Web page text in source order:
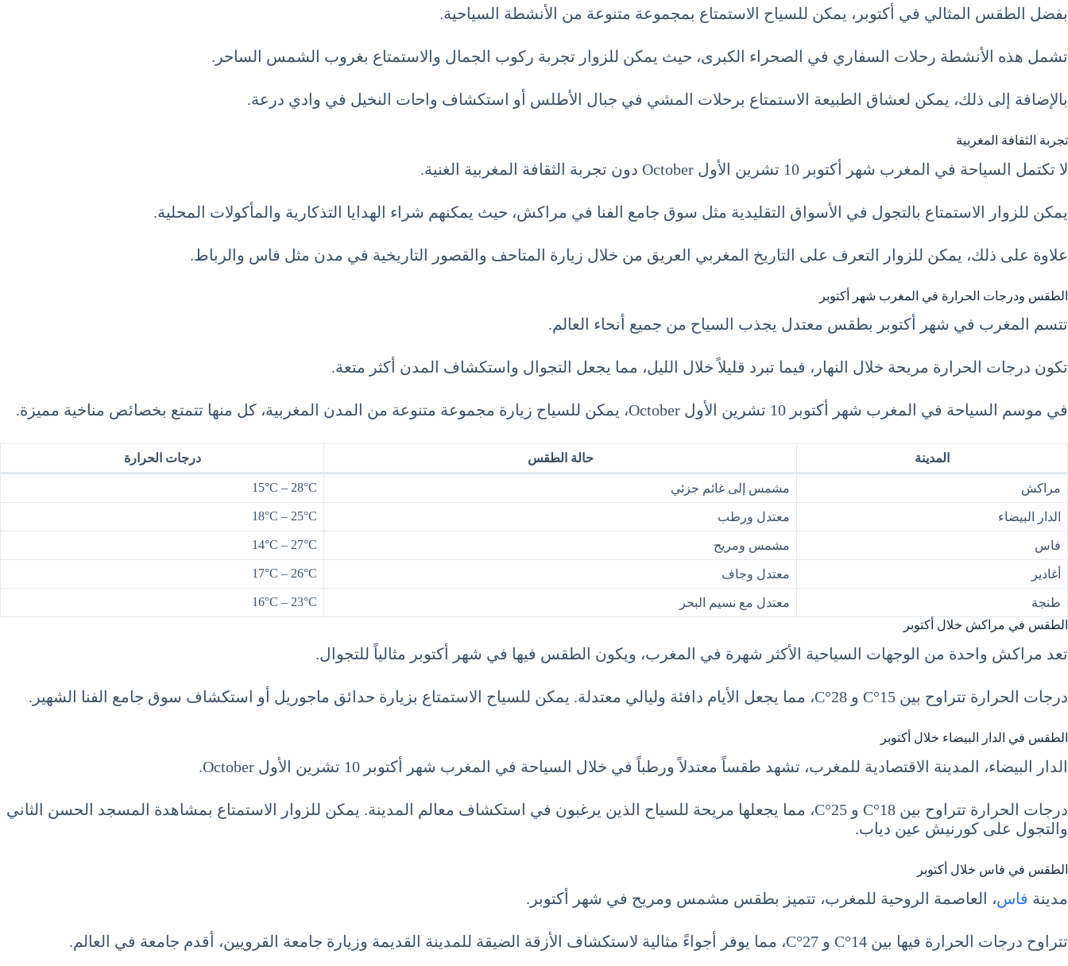
بفضل الطقس المثالي في أكتوبر، يمكن للسياح الاستمتاع بمجموعة متنوعة من الأنشطة السياحية.
تشمل هذه الأنشطة رحلات السفاري في الصحراء الكبرى، حيث يمكن للزوار تجربة ركوب الجمال والاستمتاع بغروب الشمس الساحر.
بالإضافة إلى ذلك، يمكن لعشاق الطبيعة الاستمتاع برحلات المشي في جبال الأطلس أو استكشاف واحات النخيل في وادي درعة.
تجربة الثقافة المغربية
لا تكتمل السياحة في المغرب شهر أكتوبر 10 تشرين الأول October دون تجربة الثقافة المغربية الغنية.
يمكن للزوار الاستمتاع بالتجول في الأسواق التقليدية مثل سوق جامع الفنا في مراكش، حيث يمكنهم شراء الهدايا التذكارية والمأكولات المحلية.
علاوة على ذلك، يمكن للزوار التعرف على التاريخ المغربي العريق من خلال زيارة المتاحف والقصور التاريخية في مدن مثل فاس والرباط.
الطقس ودرجات الحرارة في المغرب شهر أكتوبر
تتسم المغرب في شهر أكتوبر بطقس معتدل يجذب السياح من جميع أنحاء العالم.
تكون درجات الحرارة مريحة خلال النهار، فيما تبرد قليلاً خلال الليل، مما يجعل التجوال واستكشاف المدن أكثر متعة.
في موسم السياحة في المغرب شهر أكتوبر 10 تشرين الأول October، يمكن للسياح زيارة مجموعة متنوعة من المدن المغربية، كل منها تتمتع بخصائص مناخية مميزة.
المدينة حالة الطقس درجات الحرارة
مراكش مشمس إلى غائم جزئي 15°C – 28°C
الدار البيضاء معتدل ورطب 18°C – 25°C
فاس مشمس ومريح 14°C – 27°C
أغادير معتدل وجاف 17°C – 26°C
طنجة معتدل مع نسيم البحر
16°C – 23°C
الطقس في مراكش خلال أكتوبر
تعد مراكش واحدة من الوجهات السياحية الأكثر شهرة في المغرب، ويكون الطقس فيها في شهر أكتوبر مثالياً للتجوال.
درجات الحرارة تتراوح بين 15°C و 28°C، مما يجعل الأيام دافئة وليالي معتدلة. يمكن للسياح الاستمتاع بزيارة حدائق ماجوريل أو استكشاف سوق جامع الفنا الشهير.
الطقس في الدار البيضاء خلال أكتوبر
الدار البيضاء، المدينة الاقتصادية للمغرب، تشهد طقساً معتدلاً ورطباً في خلال السياحة في المغرب شهر أكتوبر 10 تشرين الأول October.
درجات الحرارة تتراوح بين 18°C و 25°C، مما يجعلها مريحة للسياح الذين يرغبون في استكشاف معالم المدينة. يمكن للزوار الاستمتاع بمشاهدة المسجد الحسن الثاني
والتجول على كورنيش عين دياب.
الطقس في فاس خلال أكتوبر
مدينة فاس، العاصمة الروحية للمغرب، تتميز بطقس مشمس ومريح في شهر أكتوبر.
تتراوح درجات الحرارة فيها بين 14°C و 27°C، مما يوفر أجواءً مثالية لاستكشاف الأزقة الضيقة للمدينة القديمة وزيارة جامعة القرويين، أقدم جامعة في العالم.